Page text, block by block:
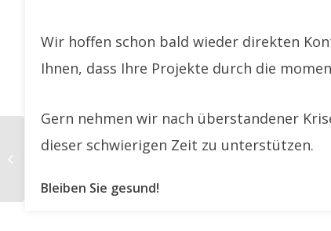
Wir hoffen schon bald wieder direkten
Ihnen, dass Ihre Projekte durch die
Gern nehmen wir nach überstandener
dieser schwierigen Zeit zu unterstützen.
Bleiben Sie gesund!
MyLeanFactory auf der NORTEC